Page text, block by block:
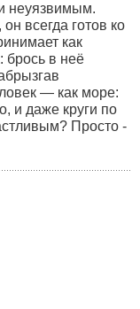
неуязвимым.
всегда готов ко
как
брось в неё
— как море:
и даже круги по
Просто -